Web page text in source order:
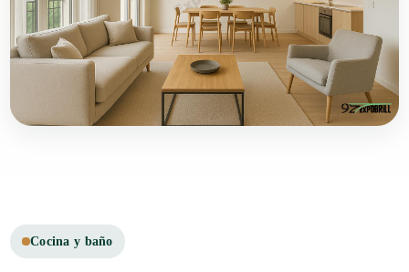
Cocina y baño